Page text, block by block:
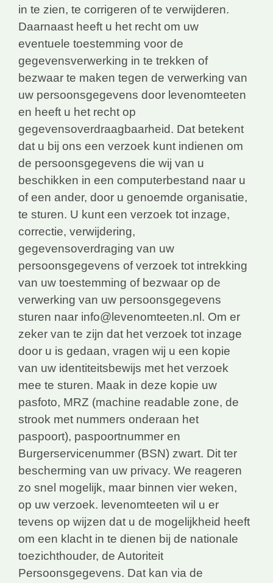
in te zien, te corrigeren of te verwijderen.
Daarnaast heeft u het recht om uw
eventuele toestemming voor de
gegevensverwerking in te trekken of
bezwaar te maken tegen de verwerking van
uw persoonsgegevens door levenomteeten
en heeft u het recht op
gegevensoverdraagbaarheid. Dat betekent
dat u bij ons een verzoek kunt indienen om
de persoonsgegevens die wij van u
beschikken in een computerbestand naar u
of een ander, door u genoemde organisatie,
te sturen. U kunt een verzoek tot inzage,
correctie, verwijdering,
gegevensoverdraging van uw
persoonsgegevens of verzoek tot intrekking
van uw toestemming of bezwaar op de
verwerking van uw persoonsgegevens
sturen naar info@levenomteeten.nl. Om er
zeker van te zijn dat het verzoek tot inzage
door u is gedaan, vragen wij u een kopie
van uw identiteitsbewijs met het verzoek
mee te sturen. Maak in deze kopie uw
pasfoto, MRZ (machine readable zone, de
strook met nummers onderaan het
paspoort), paspoortnummer en
Burgerservicenummer (BSN) zwart. Dit ter
bescherming van uw privacy. We reageren
zo snel mogelijk, maar binnen vier weken,
op uw verzoek. levenomteeten wil u er
tevens op wijzen dat u de mogelijkheid heeft
om een klacht in te dienen bij de nationale
toezichthouder, de Autoriteit
Persoonsgegevens. Dat kan via de